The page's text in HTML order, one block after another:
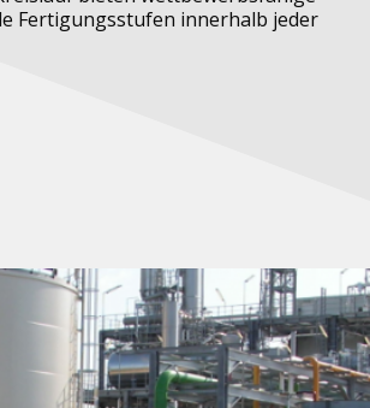
Fertigungsstufen innerhalb jeder